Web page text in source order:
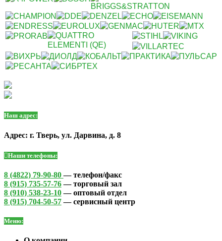
Наш адрес:
Адрес: г. Тверь, ул. Дарвина, д. 8
Наши телефоны:
8 (4822) 79-90-80— телефон/факс
8 (915) 735-57-76— торговый зал
8 (910) 538-23-10— оптовый отдел
8 (915) 704-50-57— сервисный центр
Меню: